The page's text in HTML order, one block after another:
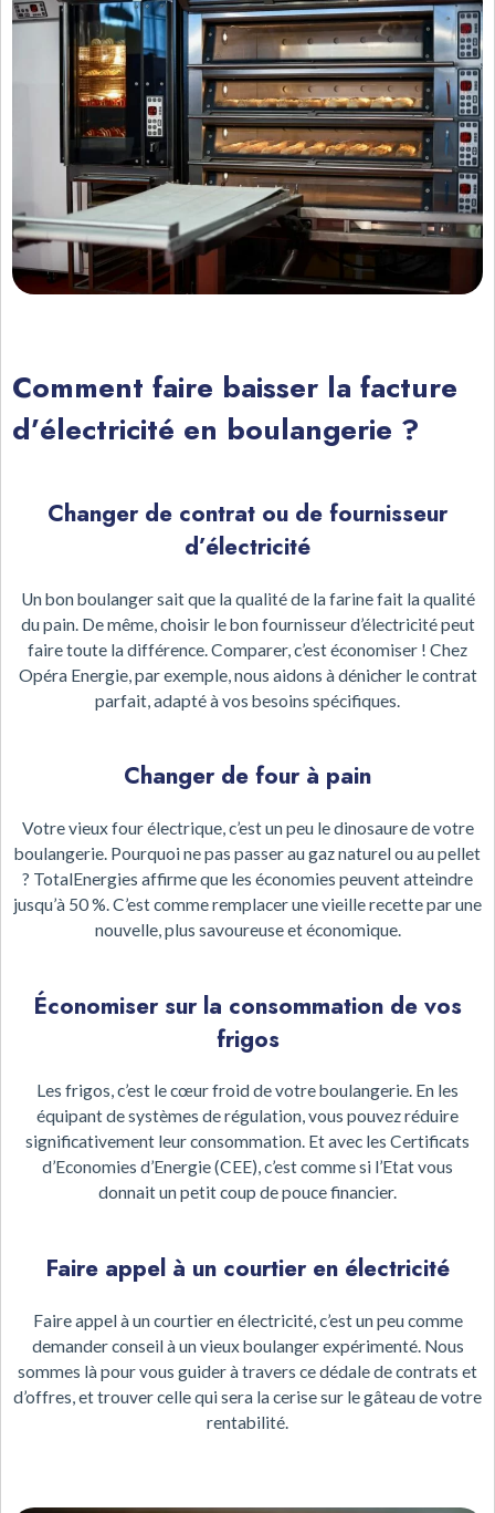
Comment faire baisser la facture
d’électricité en boulangerie ?
Changer de contrat ou de fournisseur
d’électricité
Un bon boulanger sait que la qualité de la farine fait la qualité
du pain. De même, choisir le bon fournisseur d’électricité peut
faire toute la différence. Comparer, c’est économiser ! Chez
Opéra Energie, par exemple, nous aidons à dénicher le contrat
parfait, adapté à vos besoins spécifiques.
Changer de four à pain
Votre vieux four électrique, c’est un peu le dinosaure de votre
boulangerie. Pourquoi ne pas passer au gaz naturel ou au pellet
? TotalEnergies affirme que les économies peuvent atteindre
jusqu’à 50 %. C’est comme remplacer une vieille recette par une
nouvelle, plus savoureuse et économique.
Économiser sur la consommation de vos
frigos
Les frigos, c’est le cœur froid de votre boulangerie. En les
équipant de systèmes de régulation, vous pouvez réduire
significativement leur consommation. Et avec les Certificats
d’Economies d’Energie (CEE), c’est comme si l’Etat vous
donnait un petit coup de pouce financier.
Faire appel à un courtier en électricité
Faire appel à un courtier en électricité, c’est un peu comme
demander conseil à un vieux boulanger expérimenté. Nous
sommes là pour vous guider à travers ce dédale de contrats et
d’offres, et trouver celle qui sera la cerise sur le gâteau de votre
rentabilité.